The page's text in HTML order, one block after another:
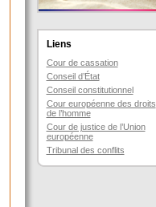
Liens
Cour de cassation
Conseil d’État
Conseil constitutionnel
Cour européenne des droits
de l’homme
Cour de justice de l’Union
européenne
Tribunal des conflits